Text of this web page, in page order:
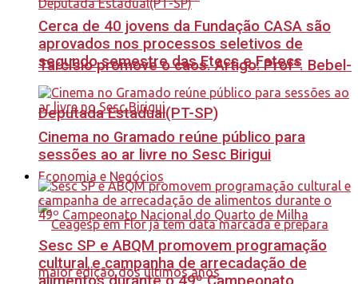
Tarcísio promove o caos. Artigo: Profª. Bebel-
Deputada Estadual(PT-SP)
Economia e Negócios
Cerca de 40 jovens da Fundação CASA são
aprovados nos processos seletivos de
segundo semestre das Etecs e Fatecs
Cinema no Gramado reúne público para
sessões ao ar livre no Sesc Birigui
Sesc SP e ABQM promovem programação
cultural e campanha de arrecadação de